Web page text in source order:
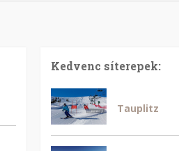
Kedvenc síterepek:
Tauplitz